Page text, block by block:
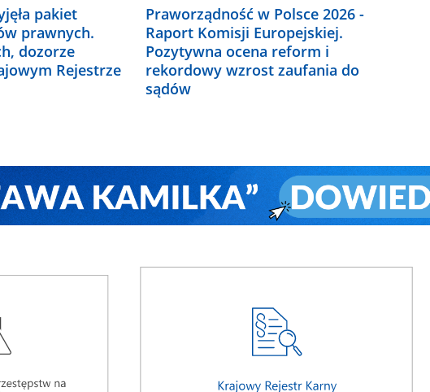
pakiet
prawnych.
dozorze
Rejestrze
Praworządność w Polsce 2026 -
Raport Komisji Europejskiej.
Pozytywna ocena reform i
rekordowy wzrost zaufania do
sądów